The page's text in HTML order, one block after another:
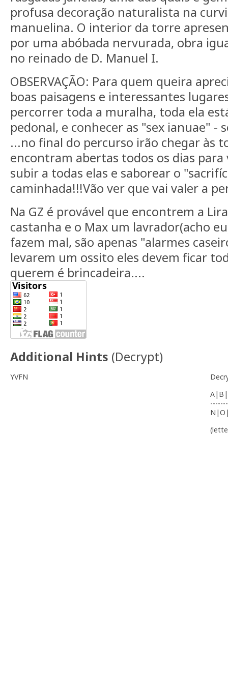
profusa decoração naturalista na
manuelina. O interior da torre
por uma abóbada nervurada, obra
no reinado de D. Manuel I.
OBSERVAÇÃO: Para quem queira
boas paisagens e interessantes
percorrer toda a muralha, toda ela
pedonal, e conhecer as "sex ianuae" -
...no final do percurso irão chegar às
encontram abertas todos os dias para
subir a todas elas e saborear o
caminhada!!!Vão ver que vai valer a
Na GZ é provável que encontrem a
castanha e o Max um lavrador(acho
fazem mal, são apenas "alarmes
levarem um ossito eles devem ficar
querem é brincadeira....
Additional Hints (Decrypt)
YVFN